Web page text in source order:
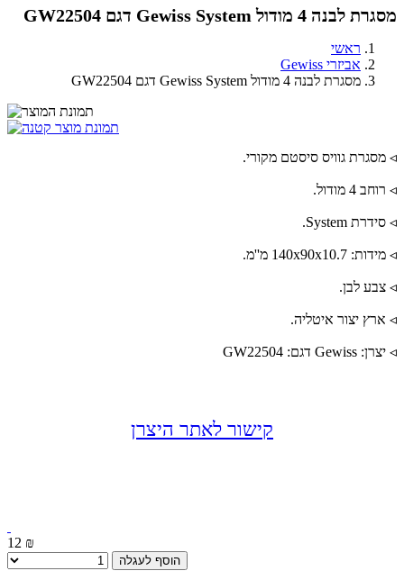
מסגרת לבנה 4 מודול Gewiss System דגם GW22504
ראשי
אביזרי Gewiss
מסגרת לבנה 4 מודול Gewiss System דגם GW22504
◃ מסגרת גוויס סיסטם מקורי.
◃ רוחב 4 מודול.
◃ סידרת System.
◃ מידות: 140x90x10.7 מ''מ.
◃ צבע לבן.
◃ ארץ יצור איטליה.
◃ יצרן: Gewiss דגם: GW22504
קישור לאתר היצרן
12 ₪
הוסף לעגלה